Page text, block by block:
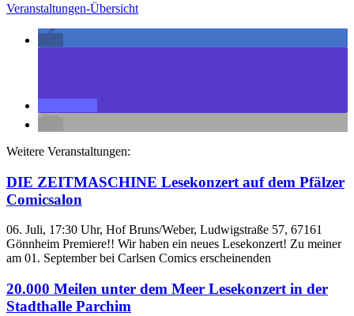
Veranstaltungen-Übersicht
Weitere Veranstaltungen:
DIE ZEITMASCHINE Lesekonzert auf dem Pfälzer
Comicsalon
06. Juli, 17:30 Uhr, Hof Bruns/Weber, Ludwigstraße 57, 67161
Gönnheim Premiere!! Wir haben ein neues Lesekonzert! Zu meiner
am 01. September bei Carlsen Comics erscheinenden
20.000 Meilen unter dem Meer Lesekonzert in der
Stadthalle Parchim